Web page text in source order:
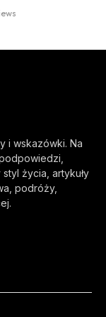
i wskazówki. Na
życia, artykuły
podróży,